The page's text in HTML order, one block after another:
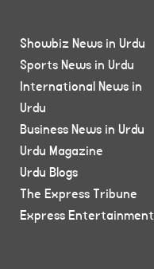
Showbiz News in Urdu
Sports News in Urdu
International News in
Urdu
Business News in Urdu
Urdu Magazine
Urdu Blogs
The Express Tribune
Express Entertainment